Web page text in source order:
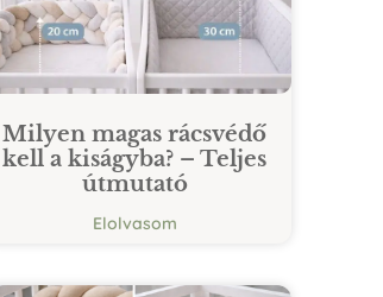
Milyen magas rácsvédő
kell a kiságyba? – Teljes
útmutató
Elolvasom